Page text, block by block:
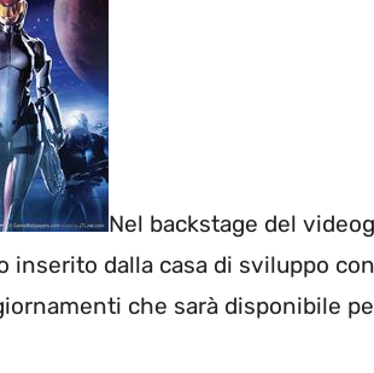
Nel backstage del
inserito dalla casa di sviluppo
che sarà disponibile